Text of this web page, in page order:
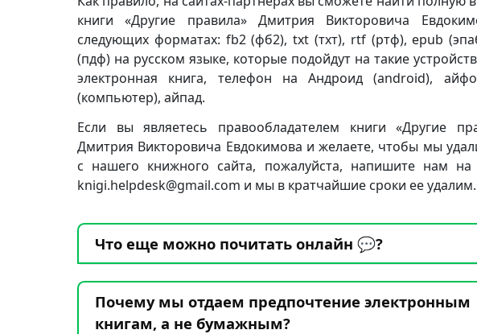
книги «Другие правила» Дмитрия Викторовича
следующих форматах: fb2 (фб2), txt (тхт), rtf (ртф), epub
(пдф) на русском языке, которые подойдут на такие
электронная книга, телефон на Андроид (android),
(компьютер), айпад.
Если вы являетесь правообладателем книги «Другие
Дмитрия Викторовича Евдокимова и желаете, чтобы мы
с нашего книжного сайта, пожалуйста, напишите нам на
knigi.helpdesk@gmail.com и мы в кратчайшие сроки ее удалим.
Что еще можно почитать онлайн 💬?
Почему мы отдаем предпочтение электронным
книгам, а не бумажным?